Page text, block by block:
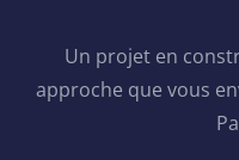
Un projet en
approche que vous